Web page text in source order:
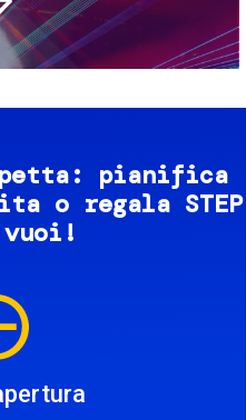
pianifica
o regala STEP